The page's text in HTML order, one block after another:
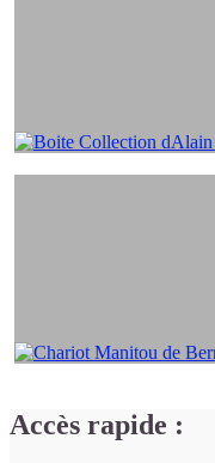
Accès rapide :